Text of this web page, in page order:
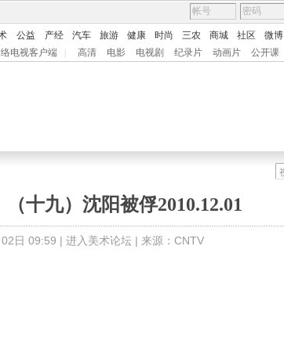
公益 产经 汽车 旅游 健康 时尚 三农 商城 社区 微博
络电视客户端 高清 电影 电视剧 纪录片 动画片 公开课
（十九）沈阳被俘2010.12.01
日 09:59 | 进入美术论坛 | 来源：CNTV